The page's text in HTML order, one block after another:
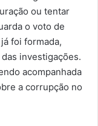
ou tentar
o voto de
foi formada,
investigações.
acompanhada
a corrupção no